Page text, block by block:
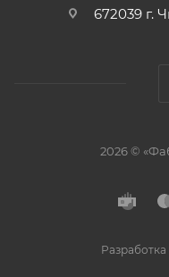
672039 г.
2026 ©